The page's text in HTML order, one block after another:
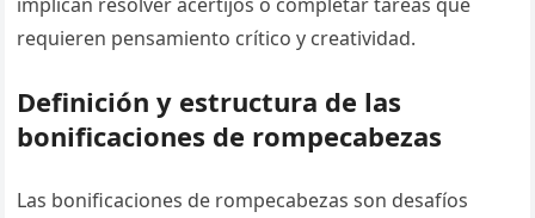
requieren pensamiento crítico y creatividad.
Definición y estructura de las
bonificaciones de rompecabezas
Las bonificaciones de rompecabezas son desafíos